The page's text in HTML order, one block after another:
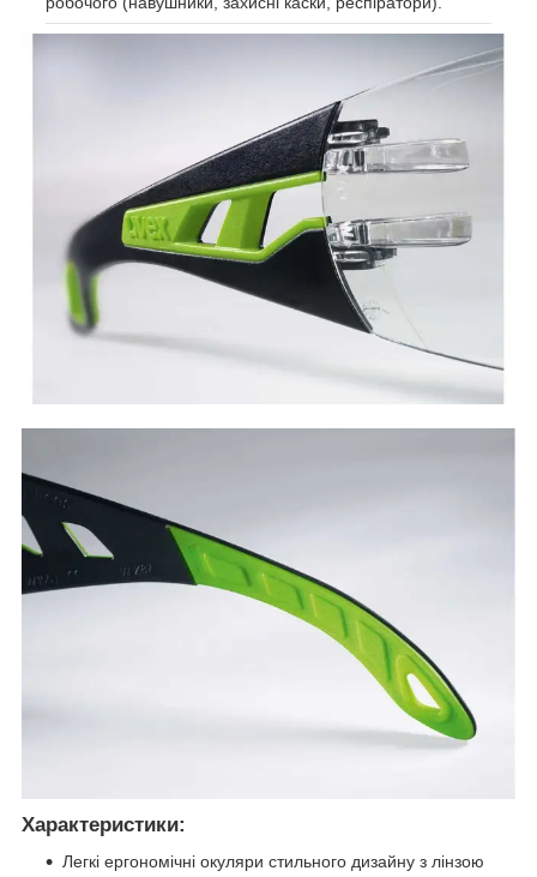
Характеристики:
Легкі ергономічні окуляри стильного дизайну з лінзою